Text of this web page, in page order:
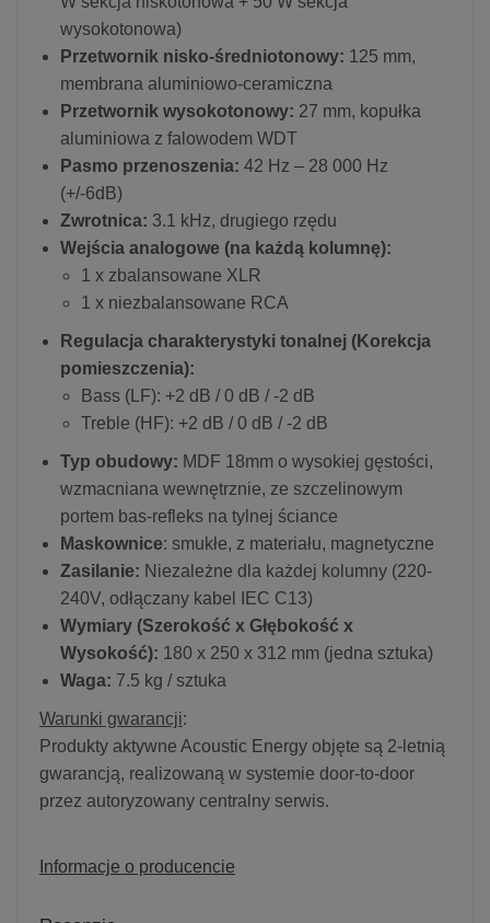
wysokotonowa)
Przetwornik nisko-średniotonowy: 125 mm,
membrana aluminiowo-ceramiczna
Przetwornik wysokotonowy: 27 mm, kopułka
aluminiowa z falowodem WDT
Pasmo przenoszenia: 42 Hz – 28 000 Hz
(+/-6dB)
Zwrotnica: 3.1 kHz, drugiego rzędu
Wejścia analogowe (na każdą kolumnę):
1 x zbalansowane XLR
1 x niezbalansowane RCA
Regulacja charakterystyki tonalnej (Korekcja
pomieszczenia):
Bass (LF): +2 dB / 0 dB / -2 dB
Treble (HF): +2 dB / 0 dB / -2 dB
Typ obudowy: MDF 18mm o wysokiej gęstości,
wzmacniana wewnętrznie, ze szczelinowym
portem bas-refleks na tylnej ściance
Maskownice: smukłe, z materiału, magnetyczne
Zasilanie: Niezależne dla każdej kolumny (220-
240V, odłączany kabel IEC C13)
Wymiary (Szerokość x Głębokość x
Wysokość): 180 x 250 x 312 mm (jedna sztuka)
Waga: 7.5 kg / sztuka
Warunki gwarancji:
Produkty aktywne Acoustic Energy objęte są 2-letnią
gwarancją, realizowaną w systemie door-to-door
przez autoryzowany centralny serwis.
Informacje o producencie